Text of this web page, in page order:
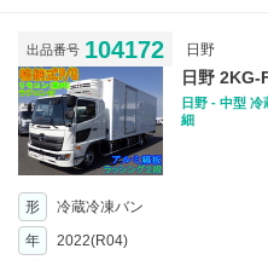
出品番号 104172 日野
日野 2KG-
日野 - 中型
細
形 冷蔵冷凍バン
年
2022(R04)